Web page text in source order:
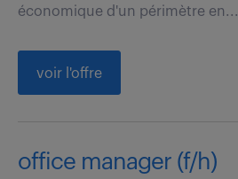
économique d'un périmètre en...
voir l'offre
office manager (f/h)